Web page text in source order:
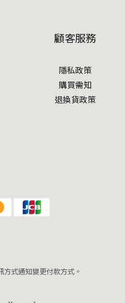
顧客服務
隱私政策
購買需知
退換貨政策
式通知變更付款方式。